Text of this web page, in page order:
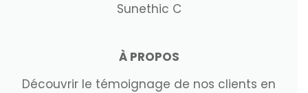
Sunethic C
À PROPOS
Découvrir le témoignage de nos clients en